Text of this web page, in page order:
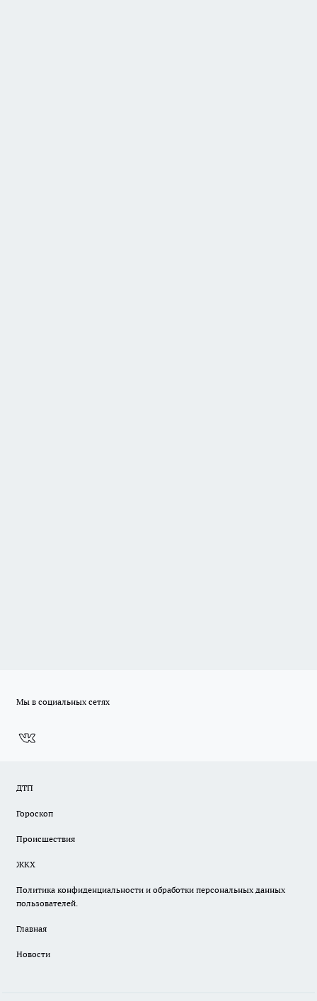
Мы в социальных сетях
ДТП
Гороскоп
Происшествия
ЖКХ
Политика конфиденциальности и обработки персональных данных
пользователей.
Главная
Новости